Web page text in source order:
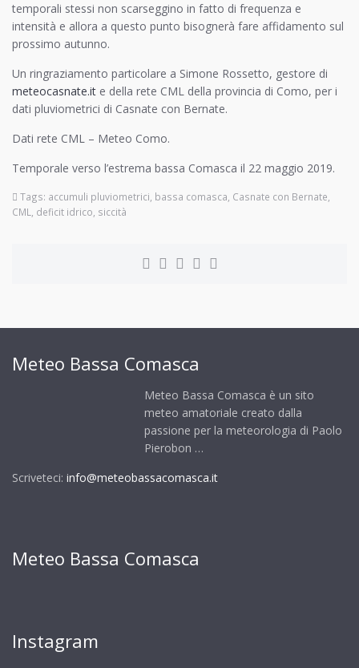
temporali stessi non scarseggino in fatto di frequenza e
intensità e allora a questo punto bisognerà fare affidamento sul
prossimo autunno.
Un ringraziamento particolare a Simone Rossetto, gestore di
meteocasnate.it e della rete CML della provincia di Como, per i
dati pluviometrici di Casnate con Bernate.
Dati rete CML – Meteo Como.
Temporale verso l’estrema bassa Comasca il 22 maggio 2019.
Tags: accumuli pluviometrici, bassa comasca, Casnate con Bernate,
CML, deficit idrico, siccità
Meteo Bassa Comasca
Meteo Bassa Comasca è un sito
meteo amatoriale creato dalla
passione per la meteorologia di Paolo
Pierobon …
Scriveteci: info@meteobassacomasca.it
Meteo Bassa Comasca
Instagram